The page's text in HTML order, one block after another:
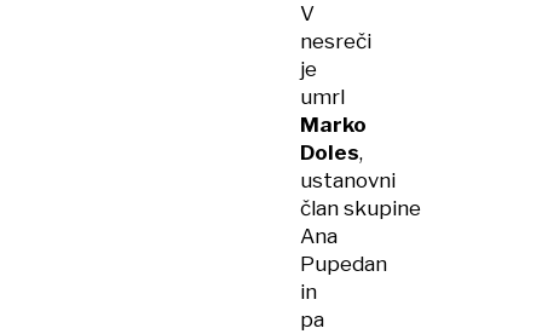
V
nesreči
je
umrl
Marko
Doles,
ustanovni
član skupine
Ana
Pupedan
in
pa